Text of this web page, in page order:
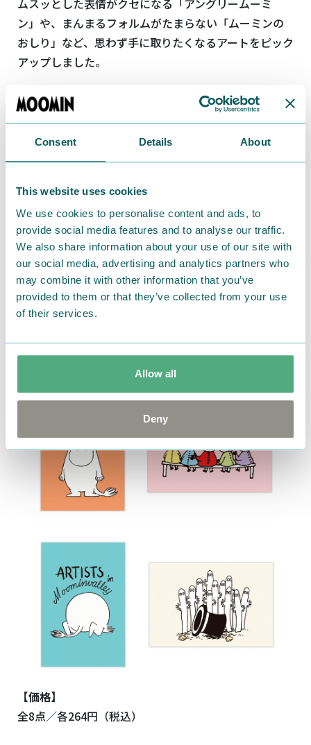
Consent Details About
This website uses cookies
We use cookies to personalise content and ads, to
provide social media features and to analyse our traffic.
We also share information about your use of our site with
our social media, advertising and analytics partners who
may combine it with other information that you’ve
provided to them or that they’ve collected from your use
of their services.
Allow all
Deny
ン」や、まんまるフォルムがたまらない「ムーミンの
おしり」など、思わず手に取りたくなるアートをピック
アップしました。
【価格】
全8点／各264円（税込）